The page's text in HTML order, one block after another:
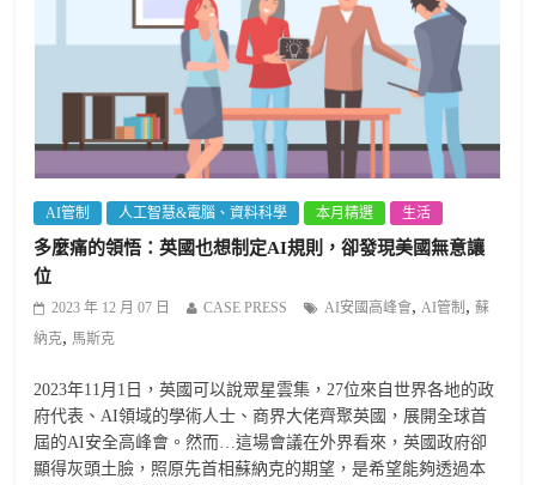
AI管制 人工智慧&電腦、資料科學 本月精選 生活
多麼痛的領悟：英國也想制定AI規則，卻發現美國無意讓
位
2023 年 12 月 07 日 CASE PRESS AI安國高峰會, AI管制 ,蘇
納克, 馬斯克
2023年11月1日，英國可以說眾星雲集，27位來自世界各地的政
府代表、AI領域的學術人士、商界大佬齊聚英國，展開全球首
屆的AI安全高峰會。然而…這場會議在外界看來，英國政府卻
顯得灰頭土臉，照原先首相蘇納克的期望，是希望能夠透過本